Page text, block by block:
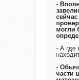
-
могли
- А где
-
части